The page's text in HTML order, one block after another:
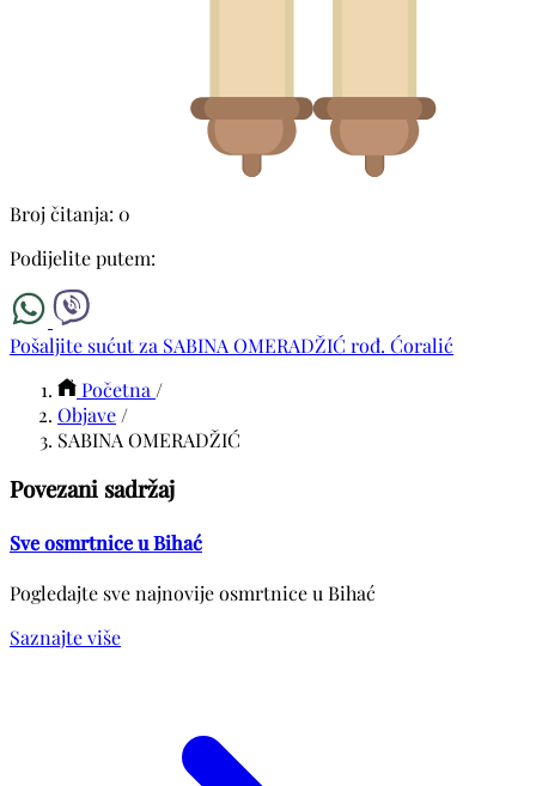
Broj čitanja: 0
Podijelite putem:
Pošaljite sućut za SABINA OMERADŽIĆ rođ. Ćoralić
Početna /
Objave /
SABINA OMERADŽIĆ
Povezani sadržaj
Sve osmrtnice u Bihać
Pogledajte sve najnovije osmrtnice u Bihać
Saznajte više